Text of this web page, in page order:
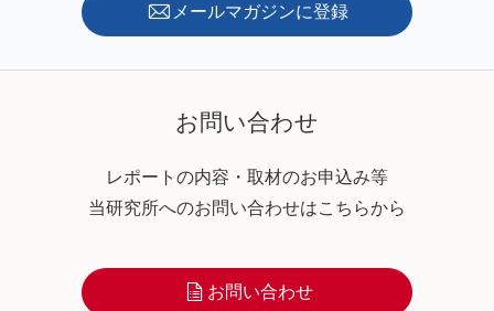
メールマガジンに登録
お問い合わせ
レポートの内容・取材のお申込み等
当研究所へのお問い合わせはこちらから
お問い合わせ